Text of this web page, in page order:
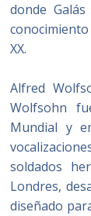
donde
XX.
Alfred
Wolfsohn
Mundial y
soldados
Londres,
diseñado